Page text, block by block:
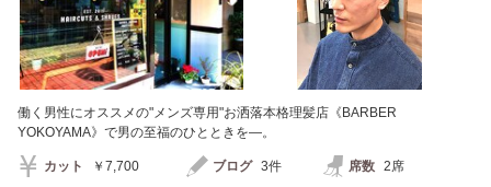
働く男性にオススメの"メンズ専用"お洒落本格理髪店《BARBER
YOKOYAMA》で男の至福のひとときを―。
カット ￥7,700 ブログ 3件 席数 2席